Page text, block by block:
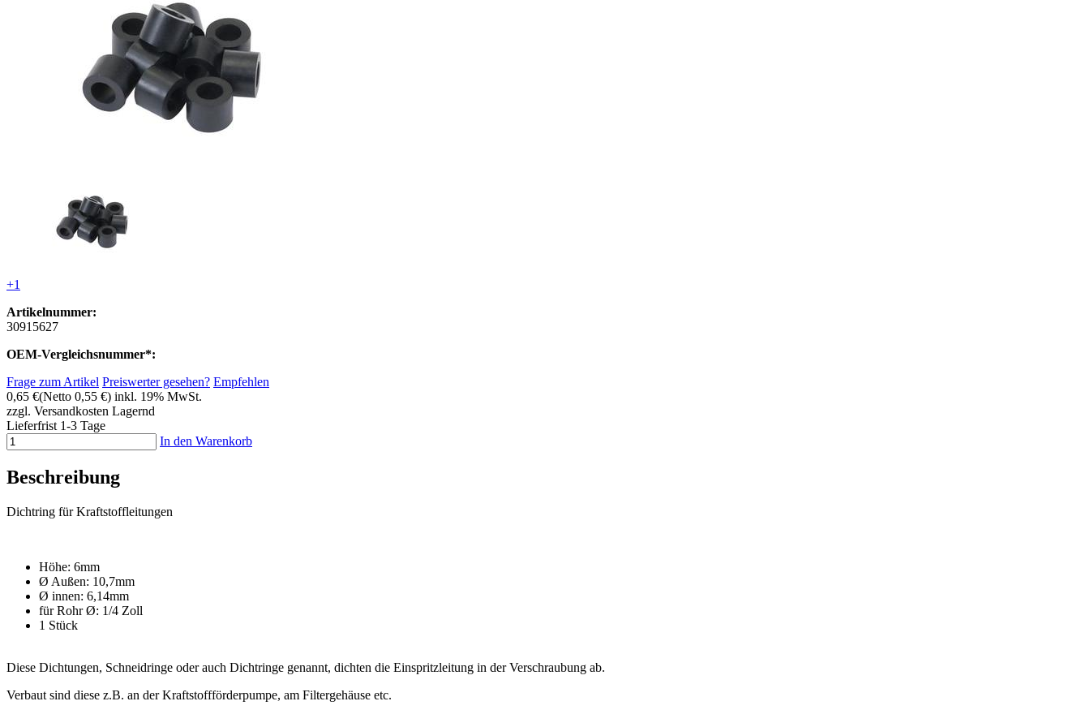
+1
Artikelnummer:
30915627
OEM-Vergleichsnummer*:
Frage zum Artikel Preiswerter gesehen? Empfehlen
0,65 €(Netto 0,55 €) inkl. 19% MwSt.
zzgl. Versandkosten Lagernd
Lieferfrist 1-3 Tage
In den Warenkorb
Beschreibung
Dichtring für Kraftstoffleitungen
Höhe: 6mm
Ø Außen: 10,7mm
Ø innen: 6,14mm
für Rohr Ø: 1/4 Zoll
1 Stück
Diese Dichtungen, Schneidringe oder auch Dichtringe genannt, dichten die Einspritzleitung in der Verschraubung ab.
Verbaut sind diese z.B. an der Kraftstoffförderpumpe, am Filtergehäuse etc.